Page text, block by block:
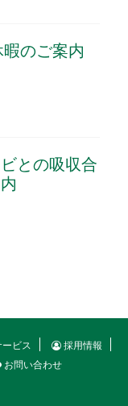
のご案内
との吸収合
ビス
採用情報
お問い合わせ